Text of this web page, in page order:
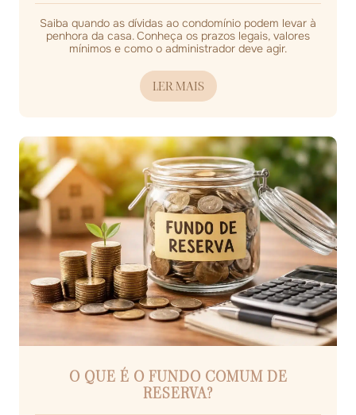
Saiba quando as dívidas ao condomínio podem levar à
penhora da casa. Conheça os prazos legais, valores
mínimos e como o administrador deve agir.
LER MAIS
O QUE É O FUNDO COMUM DE
RESERVA?